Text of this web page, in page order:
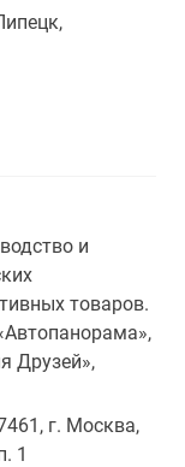
и
товаров.
Друзей»,
г. Москва,
1